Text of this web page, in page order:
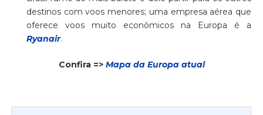
destinos com voos menores; uma empresa aérea que
oferece voos muito econômicos na Europa é a
Ryanair.
Confira => Mapa da Europa atual